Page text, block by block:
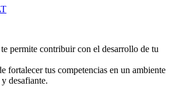
permite contribuir con el desarrollo de tu
fortalecer tus competencias en un ambiente
desafiante.